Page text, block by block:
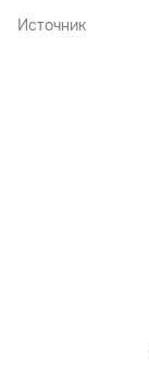
Источник